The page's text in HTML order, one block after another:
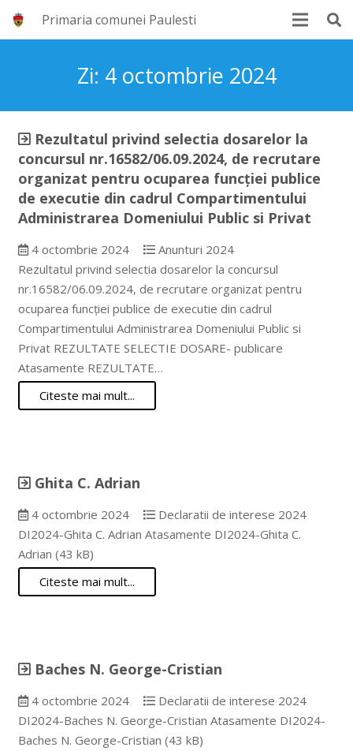
Primaria comunei Paulesti
Zi: 4 octombrie 2024
Rezultatul privind selectia dosarelor la
concursul nr.16582/06.09.2024, de recrutare
organizat pentru ocuparea funcției publice
de executie din cadrul Compartimentului
Administrarea Domeniului Public si Privat
4 octombrie 2024
Anunturi 2024
Rezultatul privind selectia dosarelor la concursul
nr.16582/06.09.2024, de recrutare organizat pentru
ocuparea funcției publice de executie din cadrul
Compartimentului Administrarea Domeniului Public si
Privat REZULTATE SELECTIE DOSARE- publicare
Atasamente REZULTATE…
Citeste mai mult...
Ghita C. Adrian
4 octombrie 2024
Declaratii de interese 2024
DI2024-Ghita C. Adrian Atasamente DI2024-Ghita C.
Adrian (43 kB)
Citeste mai mult...
Baches N. George-Cristian
4 octombrie 2024
Declaratii de interese 2024
DI2024-Baches N. George-Cristian Atasamente DI2024-
Baches N. George-Cristian (43 kB)